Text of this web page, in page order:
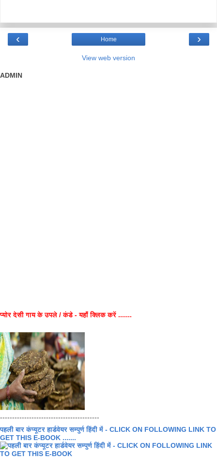
‹ ›
Home
View web version
ADMIN
प्योर देसी गाय के उपले / कंडे - यहाँ क्लिक करें .......
-----------------------------------------
पहली बार कंप्यूटर हार्डवेयर सम्पुर्ण हिंदी में - CLICK ON FOLLOWING LINK TO
GET THIS E-BOOK .......